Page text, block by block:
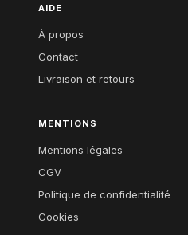
AIDE
À propos
Contact
Livraison et retours
MENTIONS
Mentions légales
CGV
Politique de confidentialité
Cookies